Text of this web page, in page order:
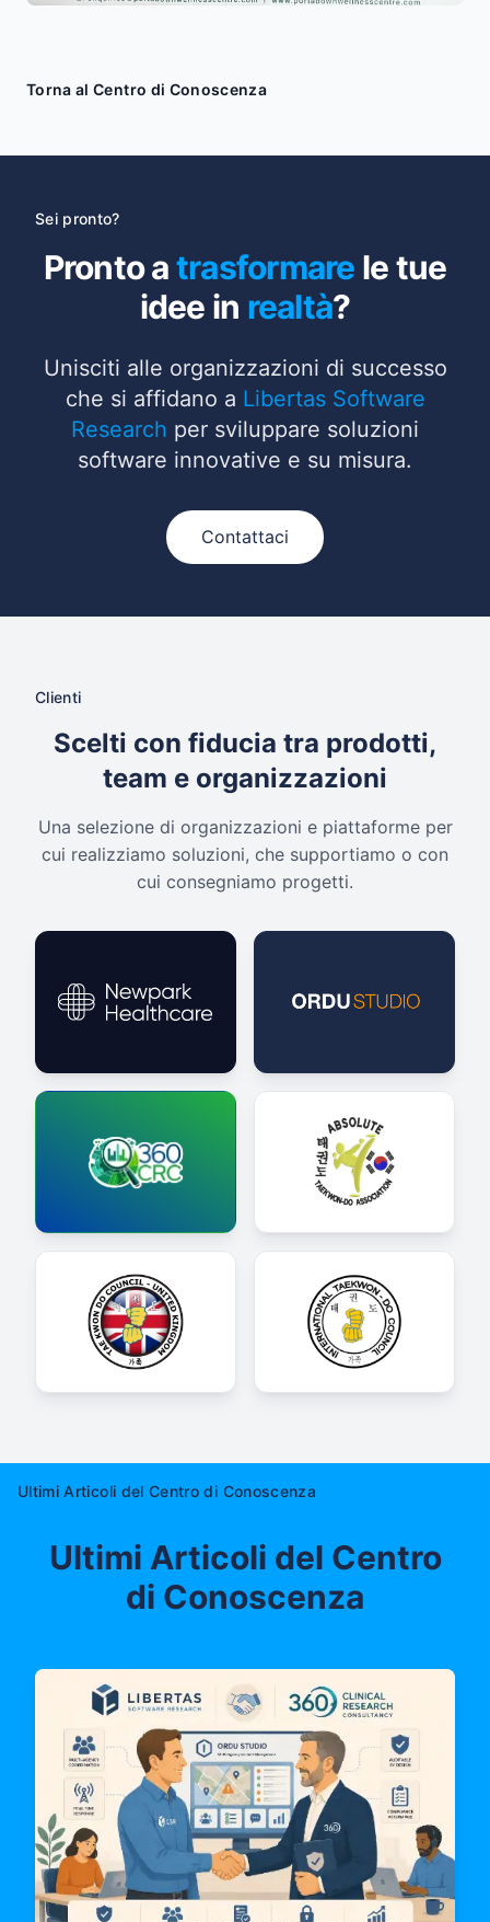
Torna al Centro di Conoscenza
Sei pronto?
Pronto atrasformare le tue
idee in realtà?
Unisciti alle organizzazioni di successo
che si affidano a Libertas Software
Research per sviluppare soluzioni
software innovative e su misura.
Contattaci
Clienti
Scelti con fiducia tra prodotti,
team e organizzazioni
Una selezione di organizzazioni e piattaforme per
cui realizziamo soluzioni, che supportiamo o con
cui consegniamo progetti.
Ultimi Articoli del Centro di Conoscenza
Ultimi Articoli del Centro
di Conoscenza